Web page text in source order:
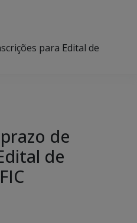
para Edital de
de
de